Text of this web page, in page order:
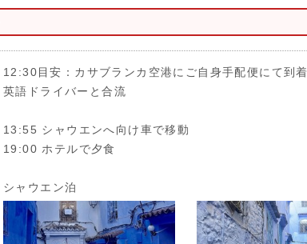
12:30目安：カサブランカ空港にご自身手配便にて到着
英語ドライバーと合流
13:55 シャウエンへ向け車で移動
19:00 ホテルで夕食
シャウエン泊